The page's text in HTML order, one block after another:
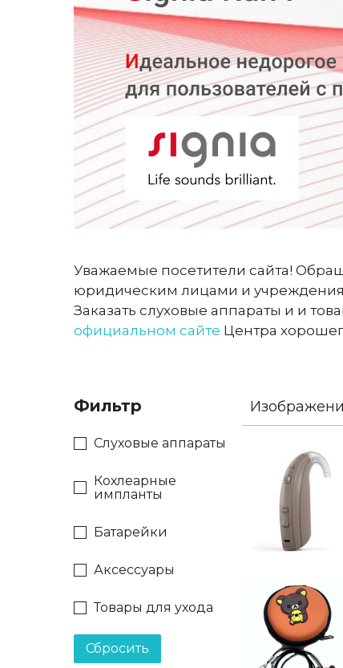
Уважаемые посетители сайта!
юридическим лицами и
Заказать слуховые аппараты и и
официальном сайте Центра
Фильтр
Слуховые аппараты
Кохлеарные
импланты
Батарейки
Аксессуары
Товары для ухода
Сбросить